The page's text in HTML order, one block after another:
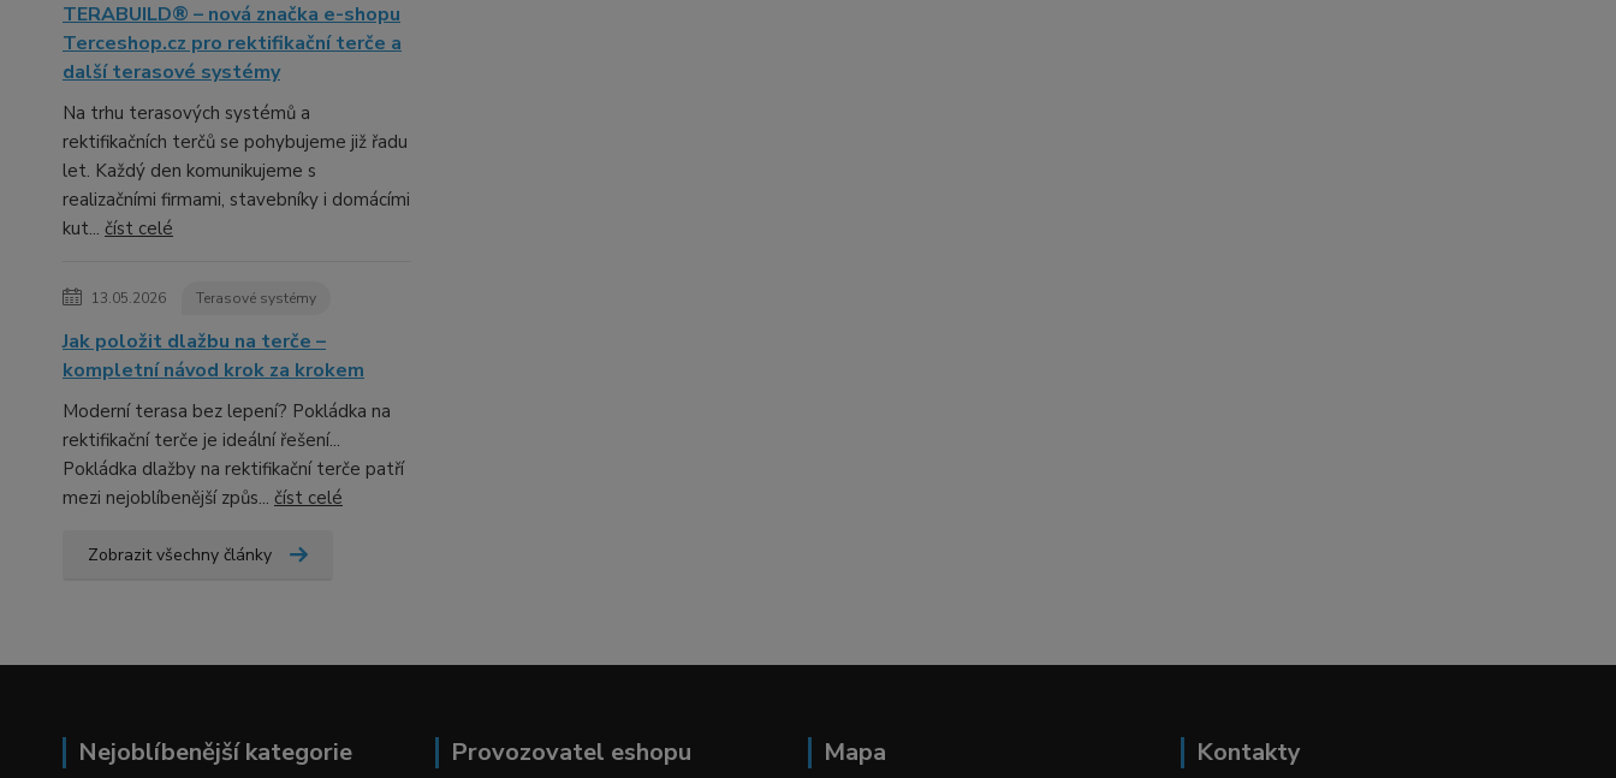
TERABUILD® – nová značka e-shopu
Terceshop.cz pro rektifikační terče a
další terasové systémy
Na trhu terasových systémů a
rektifikačních terčů se pohybujeme již řadu
let. Každý den komunikujeme s
realizačními firmami, stavebníky i domácími
kut... číst celé
13.05.2026 Terasové systémy
Jak položit dlažbu na terče –
kompletní návod krok za krokem
Moderní terasa bez lepení? Pokládka na
rektifikační terče je ideální řešení...
Pokládka dlažby na rektifikační terče patří
mezi nejoblíbenější způs... číst celé
Zobrazit všechny články
Nejoblíbenější kategorie Provozovatel eshopu Mapa Kontakty